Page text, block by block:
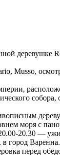
деревушке
Musso,
собора,
моря с
20.30 —
город
перед